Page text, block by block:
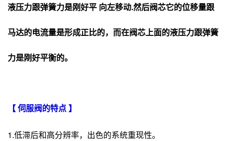
液压力跟弹簧力是刚好平 向左移动.然后阀芯它的位移量跟
马达的电流量是形成正比的，而在阀芯上面的液压力跟弹簧
力是刚好平衡的。
【 伺服阀的特点 】
1.低滞后和高分辨率，出色的系统重现性。